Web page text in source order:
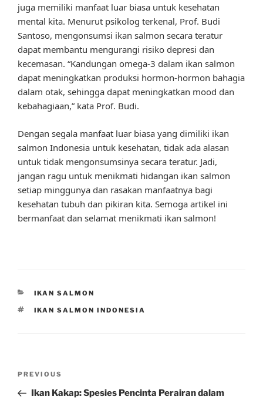
juga memiliki manfaat luar biasa untuk kesehatan
mental kita. Menurut psikolog terkenal, Prof. Budi
Santoso, mengonsumsi ikan salmon secara teratur
dapat membantu mengurangi risiko depresi dan
kecemasan. “Kandungan omega-3 dalam ikan salmon
dapat meningkatkan produksi hormon-hormon bahagia
dalam otak, sehingga dapat meningkatkan mood dan
kebahagiaan,” kata Prof. Budi.
Dengan segala manfaat luar biasa yang dimiliki ikan
salmon Indonesia untuk kesehatan, tidak ada alasan
untuk tidak mengonsumsinya secara teratur. Jadi,
jangan ragu untuk menikmati hidangan ikan salmon
setiap minggunya dan rasakan manfaatnya bagi
kesehatan tubuh dan pikiran kita. Semoga artikel ini
bermanfaat dan selamat menikmati ikan salmon!
CATEGORIES
IKAN SALMON
TAGS
IKAN SALMON INDONESIA
Previous
Post
PREVIOUS
Ikan Kakap: Spesies Pencinta Perairan dalam